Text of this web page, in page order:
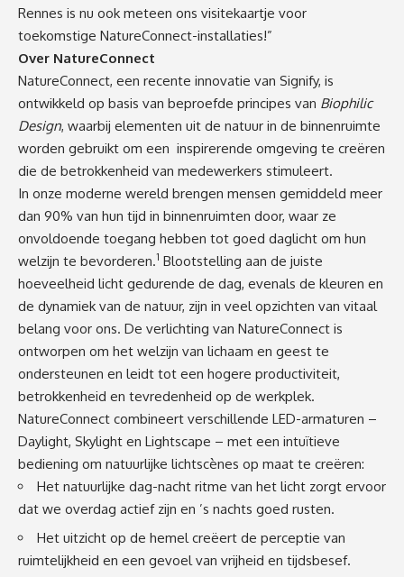
Rennes is nu ook meteen ons visitekaartje voor
toekomstige NatureConnect-installaties!”
Over NatureConnect
NatureConnect, een recente innovatie van Signify, is
ontwikkeld op basis van beproefde principes van Biophilic
Design, waarbij elementen uit de natuur in de binnenruimte
worden gebruikt om een inspirerende omgeving te creëren
die de betrokkenheid van medewerkers stimuleert.
In onze moderne wereld brengen mensen gemiddeld meer
dan 90% van hun tijd in binnenruimten door, waar ze
onvoldoende toegang hebben tot goed daglicht om hun
welzijn te bevorderen.1 Blootstelling aan de juiste
hoeveelheid licht gedurende de dag, evenals de kleuren en
de dynamiek van de natuur, zijn in veel opzichten van vitaal
belang voor ons. De verlichting van NatureConnect is
ontworpen om het welzijn van lichaam en geest te
ondersteunen en leidt tot een hogere productiviteit,
betrokkenheid en tevredenheid op de werkplek.
NatureConnect combineert verschillende LED-armaturen –
Daylight, Skylight en Lightscape – met een intuïtieve
bediening om natuurlijke lichtscènes op maat te creëren:
Het natuurlijke dag-nacht ritme van het licht zorgt ervoor
dat we overdag actief zijn en ’s nachts goed rusten.
Het uitzicht op de hemel creëert de perceptie van
ruimtelijkheid en een gevoel van vrijheid en tijdsbesef.